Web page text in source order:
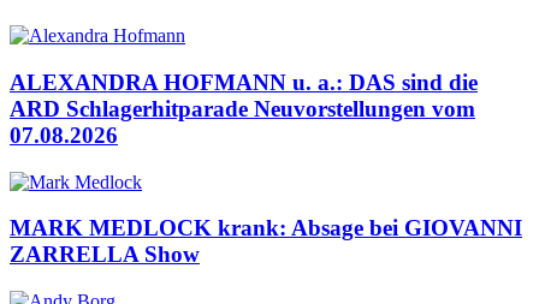
ALEXANDRA HOFMANN u. a.: DAS sind die
ARD Schlagerhitparade Neuvorstellungen vom
07.08.2026
MARK MEDLOCK krank: Absage bei GIOVANNI
ZARRELLA Show